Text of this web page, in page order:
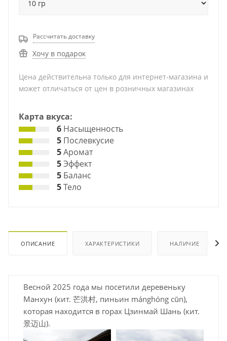
Рассчитать доставку
Хочу в подарок
Цена действительна только для интернет-магазина и
может отличаться от цен в розничных магазинах
Карта вкуса:
6 Насыщенность
5 Послевкусие
5Аромат
5Эффект
5 Баланс
5Тело
ОПИСАНИЕ ХАРАКТЕРИСТИКИ НАЛИЧИЕ
Весной 2025 года мы посетили деревеньку
Манхун (кит. 芒洪村, пиньин mánghóng cūn),
которая находится в горах Цзинмай Шань (кит.
景迈山).